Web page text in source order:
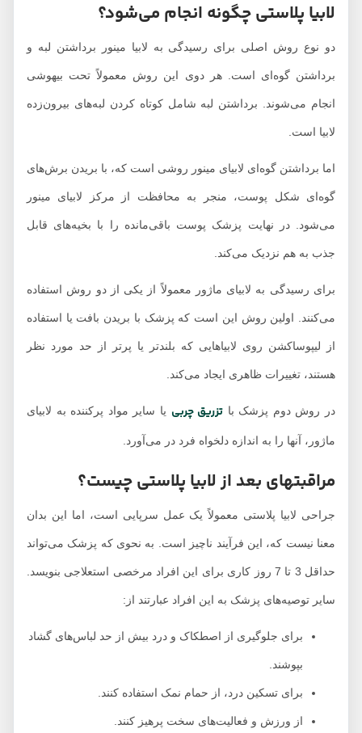
لابیا پلاستی چگونه انجام می‌شود؟
دو نوع روش اصلی برای رسیدگی به لابیا مینور برداشتن لبه و
برداشتن گوه‌ای است. هر دوی این روش معمولاً تحت بیهوشی
انجام می‌شوند. برداشتن لبه شامل کوتاه کردن لبه‌های بیرون‌زده
لابیا است.
اما برداشتن گوه‌ای لابیای مینور روشی است که، با بریدن برش‌های
گوه‌ای شکل پوست، منجر به محافظت از مرکز لابیای مینور
می‌شود. در نهایت پزشک پوست باقی‌مانده را با بخیه‌های قابل
جذب به هم نزدیک می‌کند.
برای رسیدگی به لابیای ماژور معمولاً از یکی از دو روش استفاده
می‌کنند. اولین روش این است که پزشک با بریدن بافت یا استفاده
از لیپوساکشن روی لابیاهایی که بلندتر یا پرتر از حد مورد نظر
هستند، تغییرات ظاهری ایجاد می‌کند.
در روش دوم پزشک باتزریق چربی یا سایر مواد پرکننده به لابیای
ماژور، آنها را به اندازه دلخواه فرد در می‌آورد.
مراقبتهای بعد از لابیا پلاستی چیست؟
جراحی لابیا پلاستی معمولاً یک عمل سرپایی است، اما این بدان
معنا نیست که، این فرآیند ناچیز است. به نحوی که پزشک می‌تواند
حداقل 3 تا 7 روز کاری برای این افراد مرخصی استعلاجی بنویسد.
سایر توصیه‌های پزشک به این افراد عبارتند از:
برای جلوگیری از اصطکاک و درد بیش از حد لباس‌های گشاد
بپوشند.
برای تسکین درد، از حمام نمک استفاده کنند.
از ورزش و فعالیت‌های سخت پرهیز کنند.